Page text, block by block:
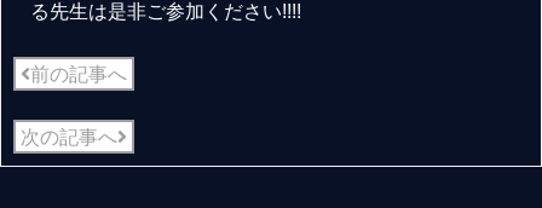
る先生は是非ご参加ください!!!!
前の記事へ
次の記事へ